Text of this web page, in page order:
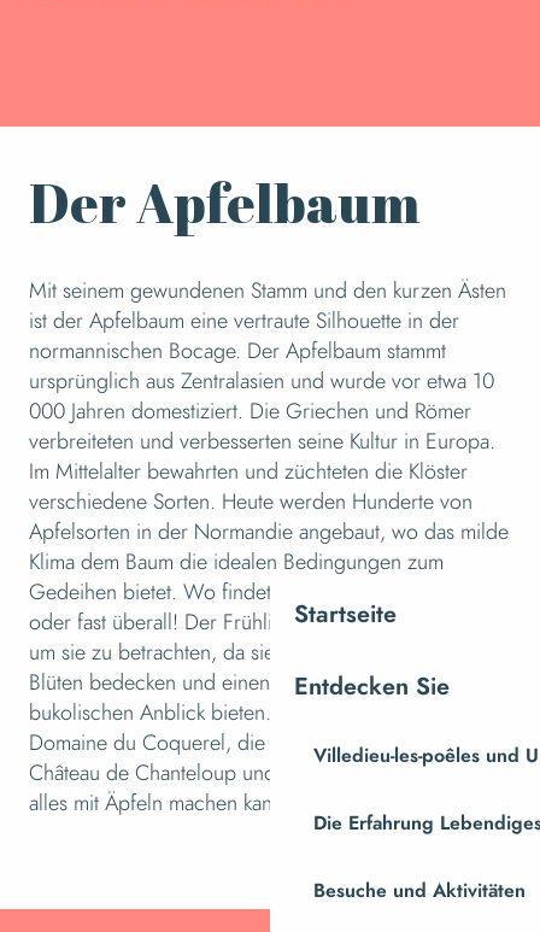
Startseite
Entdecken Sie
Villedieu-les-poêles und
Die Erfahrung
Besuche und Aktivitäten
Der Apfelbaum
Mit seinem gewundenen Stamm und den kurzen Ästen
ist der Apfelbaum eine vertraute Silhouette in der
normannischen Bocage. Der Apfelbaum stammt
ursprünglich aus Zentralasien und wurde vor etwa 10
000 Jahren domestiziert. Die Griechen und Römer
verbreiteten und verbesserten seine Kultur in Europa.
Im Mittelalter bewahrten und züchteten die Klöster
verschiedene Sorten. Heute werden Hunderte von
Apfelsorten in der Normandie angebaut, wo das milde
Klima dem Baum die idealen Bedingungen zum
Gedeihen bietet. Wo findet man Apfelbäume? Überall
oder fast überall! Der Frühling ist die beste Jahreszeit,
um sie zu betrachten, da sie sich mit kleinen weißen
Blüten bedecken und einen wunderschönen,
bukolischen Anblick bieten. Besuchen Sie die
Domaine du Coquerel, die Cidrerie Mette oder das
Château de Chanteloup und entdecken Sie, was man
alles mit Äpfeln machen kann!